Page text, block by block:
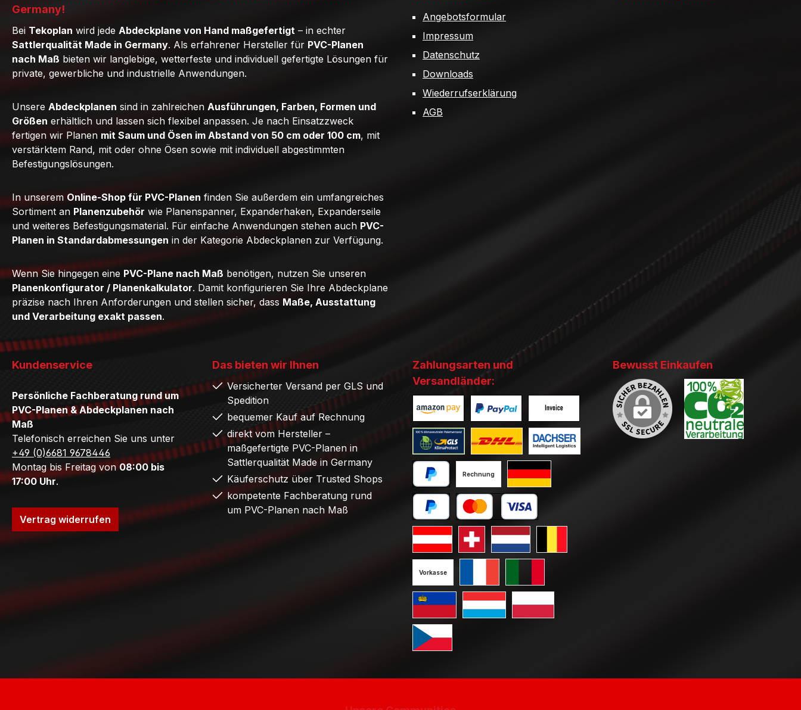
Germany!
Bei Tekoplan wird jede Abdeckplane von Hand maßgefertigt – in echter
Sattlerqualität Made in Germany. Als erfahrener Hersteller für PVC-Planen
nach Maß bieten wir langlebige, wetterfeste und individuell gefertigte Lösungen für
private, gewerbliche und industrielle Anwendungen.
Unsere Abdeckplanen sind in zahlreichen Ausführungen, Farben, Formen und
Größen erhältlich und lassen sich flexibel anpassen. Je nach Einsatzzweck
fertigen wir Planen mit Saum und Ösen im Abstand von 50 cm oder 100 cm, mit
verstärktem Rand, mit oder ohne Ösen sowie mit individuell abgestimmten
Befestigungslösungen.
In unserem Online-Shop für PVC-Planen finden Sie außerdem ein umfangreiches
Sortiment an Planenzubehör wie Planenspanner, Expanderhaken, Expanderseile
und weiteres Befestigungsmaterial. Für einfache Anwendungen stehen auch PVC-
Planen in Standardabmessungen in der Kategorie Abdeckplanen zur Verfügung.
Wenn Sie hingegen eine PVC-Plane nach Maß benötigen, nutzen Sie unseren
Planenkonfigurator / Planenkalkulator. Damit konfigurieren Sie Ihre Abdeckplane
präzise nach Ihren Anforderungen und stellen sicher, dass Maße, Ausstattung
und Verarbeitung exakt passen.
Angebotsformular
Impressum
Datenschutz
Downloads
Wiederrufserklärung
AGB
Kundenservice
Persönliche Fachberatung rund um
PVC-Planen & Abdeckplanen nach
Maß
Telefonisch erreichen Sie uns unter
+49 (0)6681 9678446
Montag bis Freitag von08:00 bis
17:00 Uhr.
Vertrag widerrufen
Das bieten wir Ihnen
Versicherter Versand per GLS und
Spedition
bequemer Kauf auf Rechnung
direkt vom Hersteller –
maßgefertigte PVC-Planen in
Sattlerqualität Made in Germany
Käuferschutz über Trusted Shops
kompetente Fachberatung rund
um PVC-Planen nach Maß
Zahlungsarten und
Versandländer:
PayPal
Rechnung
Später bezahlenKredit- oder Debitkarte
Vorkasse
Benutzerdefiniertes Bild 1Benutzerdefiniertes Bild 2Benutzerdefiniertes Bild 3
Standard GLS Versand
Standard GLS Versand Österreich
Standard GLS Versand Schweiz
Standard GLS Versand Niederlande
Standard GLS Versand Belgien
Standard GLS Versand Frankreich
Standard GLS Versand Italien
Standard GLS Versand Liechtenstein
Benutzerdefiniertes Bild 1Benutzerdefiniertes Bild 2Benutzerdefiniertes Bild 3
Bewusst Einkaufen